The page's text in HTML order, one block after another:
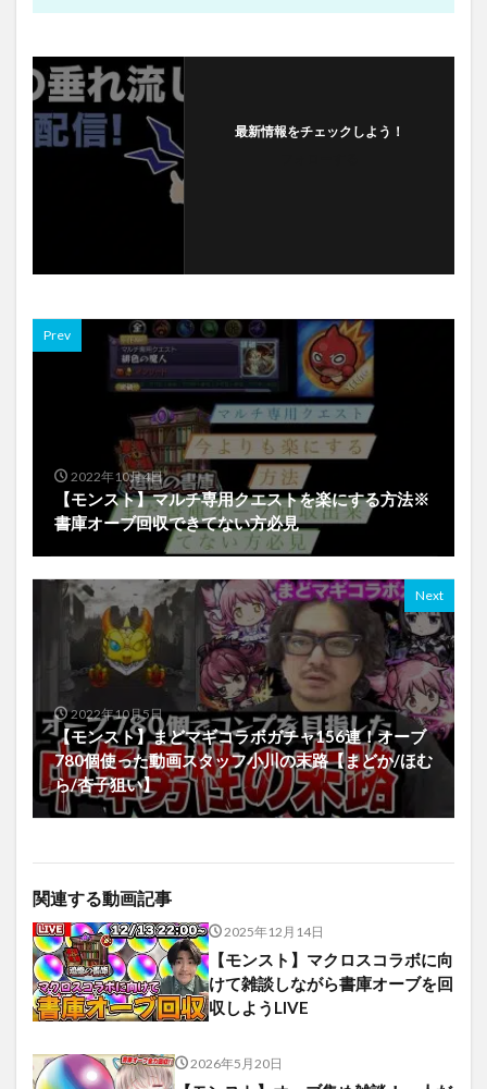
最新情報をチェックしよう！
Prev
2022年10月4日
【モンスト】マルチ専用クエストを楽にする方法※
書庫オーブ回収できてない方必見
Next
2022年10月5日
【モンスト】まどマギコラボガチャ156連！オーブ
780個使った動画スタッフ小川の末路【まどか/ほむ
ら/杏子狙い】
関連する動画記事
2025年12月14日
【モンスト】マクロスコラボに向
けて雑談しながら書庫オーブを回
収しようLIVE
2026年5月20日